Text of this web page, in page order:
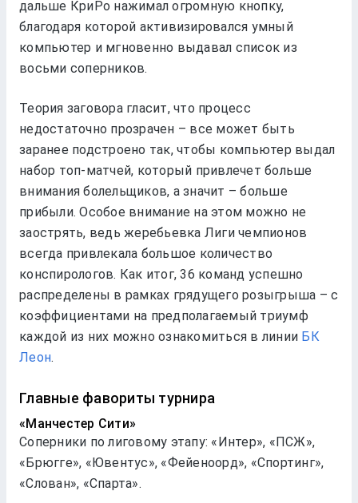
дальше КриРо нажимал огромную кнопку,
благодаря которой активизировался умный
компьютер и мгновенно выдавал список из
восьми соперников.
Теория заговора гласит, что процесс
недостаточно прозрачен – все может быть
заранее подстроено так, чтобы компьютер выдал
набор топ-матчей, который привлечет больше
внимания болельщиков, а значит – больше
прибыли. Особое внимание на этом можно не
заострять, ведь жеребьевка Лиги чемпионов
всегда привлекала большое количество
конспирологов. Как итог, 36 команд успешно
распределены в рамках грядущего розыгрыша – с
коэффициентами на предполагаемый триумф
каждой из них можно ознакомиться в линии БК
Леон.
Главные фавориты турнира
«Манчестер Сити»
Соперники по лиговому этапу: «Интер», «ПСЖ»,
«Брюгге», «Ювентус», «Фейеноорд», «Спортинг»,
«Слован», «Спарта».